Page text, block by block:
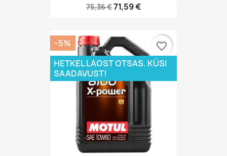
75,36 €71,59 €
−5%
HETKEL LAOST OTSAS. KÜSI
SAADAVUST!
favorite_border